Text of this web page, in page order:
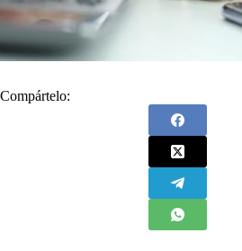
Compártelo: